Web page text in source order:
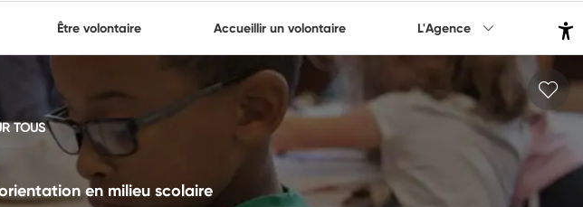
Être volontaire Accueillir un volontaire L'Agence
TOUS
en milieu scolaire